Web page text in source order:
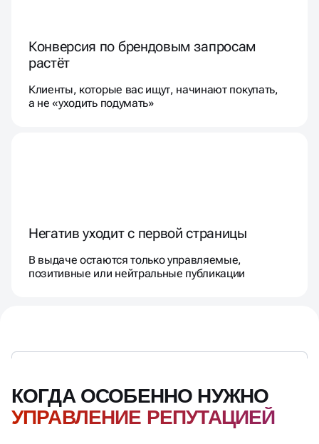
Конверсия по брендовым запросам
растёт
Клиенты, которые вас ищут, начинают покупать,
а не «уходить подумать»
Негатив уходит с первой страницы
В выдаче остаются только управляемые,
позитивные или нейтральные публикации
КОГДА ОСОБЕННО НУЖНО
УПРАВЛЕНИЕ РЕПУТАЦИЕЙ